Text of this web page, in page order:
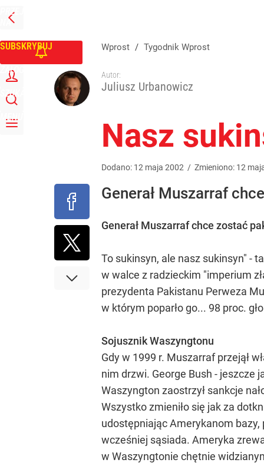
PRZEJDŹ
NA
GŁÓWNĄ
SUBSKRYBUJ
ZALOGUJ
SZUKAJ
MENU
Wprost / Tygodnik Wprost
Autor:
Juliusz Urbanowicz
Nasz
Dodano: 12 maja 2002 / Zmieniono: 12
Generał Muszarraf
Generał Muszarraf chce zostać
To sukinsyn, ale nasz sukinsyn" -
w walce z radzieckim "imperium
prezydenta Pakistanu Perweza
w którym poparło go... 98 proc.
Sojusznik Waszyngtonu
Gdy w 1999 r. Muszarraf przejął
nim drzwi. George Bush - jeszcze
Waszyngton zaostrzył sankcje
Wszystko zmieniło się jak za
udostępniając Amerykanom
wcześniej sąsiada. Ameryka
w Waszyngtonie chętnie